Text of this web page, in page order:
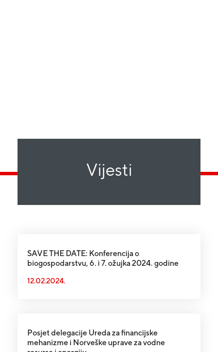
Vijesti
SAVE THE DATE: Konferencija o
biogospodarstvu, 6. i 7. ožujka 2024. godine
12.02.2024.
Posjet delegacije Ureda za financijske
mehanizme i Norveške uprave za vodne